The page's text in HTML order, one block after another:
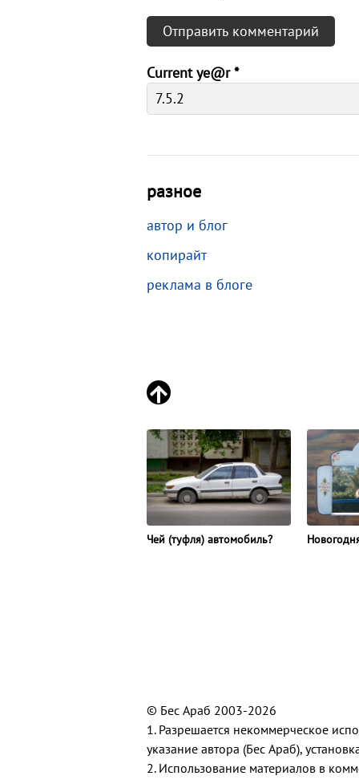
Current ye@r*
разное
автор и блог
копирайт
реклама в блоге
Чей (туфля) автомобиль?
© Бес Араб 2003-2026
1. Разрешается некоммерческое
указание автора (Бес Араб),
2. Использование материалов в